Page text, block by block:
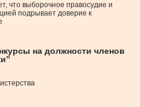
что выборочное правосудие и
подрывает доверие к
на должности членов